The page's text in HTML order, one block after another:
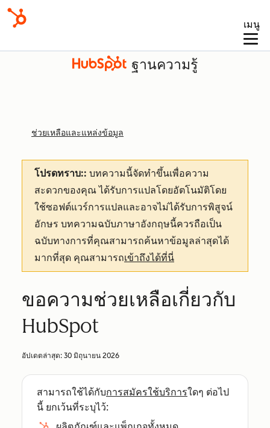
เมนู
ฐานความรู้
ช่วยเหลือและแหล่งข้อมูล
โปรดทราบ:: บทความนี้จัดทำขึ้นเพื่อความ
สะดวกของคุณได้รับการแปลโดยอัตโนมัติโดย
ใช้ซอฟต์แวร์การแปลและอาจไม่ได้รับการพิสูจน์
อักษร บทความฉบับภาษาอังกฤษนี้ควรถือเป็น
ฉบับทางการที่คุณสามารถค้นหาข้อมูลล่าสุดได้
มากที่สุด คุณสามารถเข้าถึงได้ที่นี่
ขอความช่วยเหลือเกี่ยวกับ
HubSpot
อัปเดตล่าสุด: 30 มิถุนายน 2026
สามารถใช้ได้กับการสมัครใช้บริการใดๆ ต่อไป
นี้ ยกเว้นที่ระบุไว้: